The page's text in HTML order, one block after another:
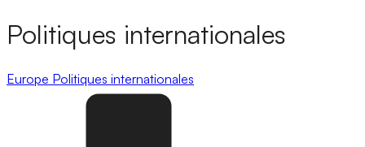
Politiques internationales
Europe Politiques internationales